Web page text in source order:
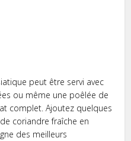
peut être servi avec
ou même une poêlée de
complet. Ajoutez quelques
coriandre fraîche en
des meilleurs